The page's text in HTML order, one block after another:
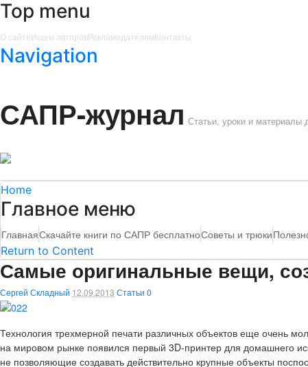
Top menu
О сайтеИщем авторовРекламодателямКонтакты
Navigation
САПР-журнал Статьи, уроки и материалы
Home
Главное меню
ГлавнаяСкачайте книги по САПР бесплатноСоветы и трюки
Return to Content
Самые оригинальные вещи,
Сергей Складный 12.09.2013 Статьи 0
Технология трехмерной печати различных объектов еще очень
на мировом рынке появился первый 3D-принтер для домашнего
не позволяющие создавать действительно крупные объекты